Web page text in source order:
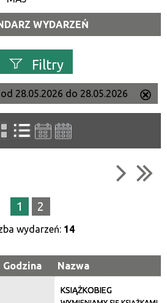
WYDARZEŃ
Filtry
od 28.05.2026 do 28.05.2026
ten
1 2
wydarzeń: 14
Godzina Nazwa
KSIĄŻKOBIEG